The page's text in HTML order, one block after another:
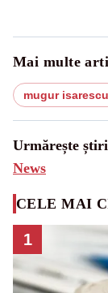
Mai multe
mugur isarescu
Urmărește
News
CELE MAI
1